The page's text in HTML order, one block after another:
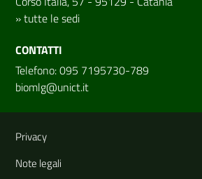
»tutte le sedi
CONTATTI
Telefono: 095 7195730-789
biomlg@unict.it
Link e informazioni utili
Privacy
Note legali